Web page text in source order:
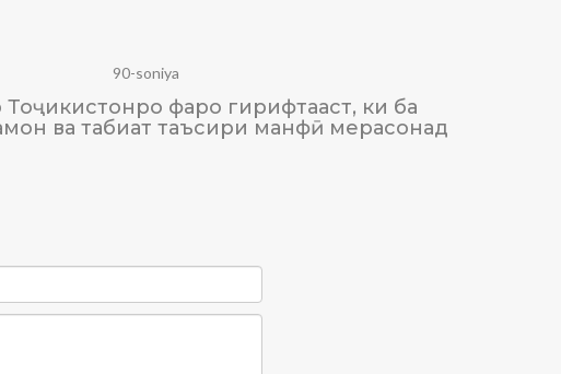
90-soniya
Тоҷикистонро фаро гирифтааст, ки ба
ва табиат таъсири манфӣ мерасонад